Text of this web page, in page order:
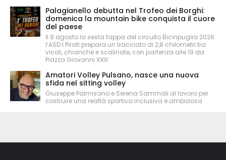
Palagianello debutta nel Trofeo dei Borghi:
domenica la mountain bike conquista il cuore
del paese
Il 9 agosto la sesta tappa del circuito Bicinpuglia 2026:
l’ASD I Pirati prepara un tracciato di 2,8 chilometri tra
vicoli, chianche e scalinate, con partenza alle 19 da
Piazza Giovanni XXIII
Amatori Volley Pulsano, nasce una nuova
sfida nel sitting volley
Giuseppe Palmisano e Serena Sammali al lavoro per
costruire una realtà sportiva inclusiva e ambiziosa